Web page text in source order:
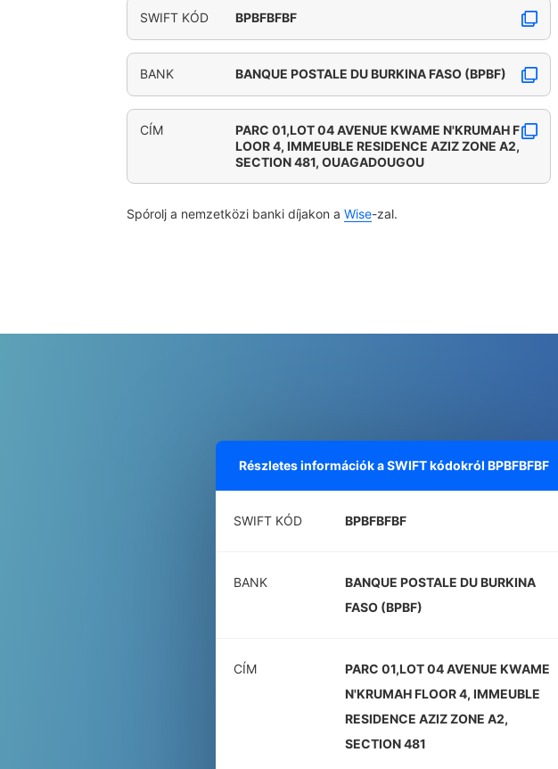
SWIFT KÓD BPBFBFBF
BANK BANQUE POSTALE DU BURKINA FASO (BPBF)
CÍM
PARC 01,LOT 04 AVENUE KWAME N'KRUMAH F
LOOR 4, IMMEUBLE RESIDENCE AZIZ ZONE A2,
SECTION 481, OUAGADOUGOU
Spórolj a nemzetközi banki díjakon a Wise-zal.
Részletes információk a SWIFT kódokról BPBFBFBF
SWIFT KÓD BPBFBFBF
BANK
BANQUE POSTALE DU BURKINA
FASO (BPBF)
CÍM
PARC 01,LOT 04 AVENUE KWAME
N'KRUMAH FLOOR 4, IMMEUBLE
RESIDENCE AZIZ ZONE A2,
SECTION 481